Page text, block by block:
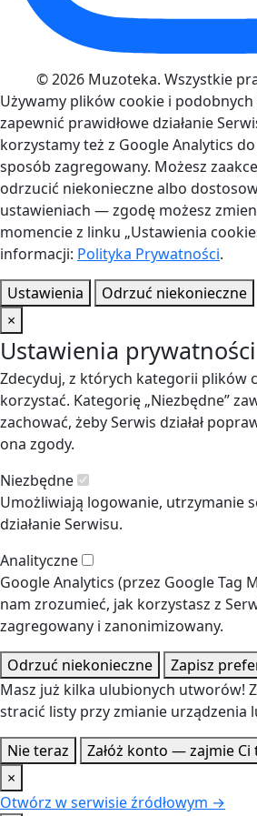
© 2026 Muzoteka. Wszystkie
Używamy plików cookie i
zapewnić prawidłowe działanie
korzystamy też z Google Analytics
sposób zagregowany. Możesz
odrzucić niekonieczne albo
ustawieniach — zgodę możesz
momencie z linku „Ustawienia
informacji: Polityka Prywatności.
Ustawienia
Odrzuć niekonieczne
×
Ustawienia prywatności
Zdecyduj, z których kategorii plików
korzystać. Kategorię „Niezbędne”
zachować, żeby Serwis działał
ona zgody.
Niezbędne
Umożliwiają logowanie, utrzymanie
działanie Serwisu.
Analityczne
Google Analytics (przez Google Tag
nam zrozumieć, jak korzystasz z
zagregowany i zanonimizowany.
Odrzuć niekonieczne
Zapisz
Masz już kilka ulubionych utworów!
stracić listy przy zmianie urządzenia
Nie teraz
Załóż konto — zajmie Ci
×
Otwórz w serwisie źródłowym →